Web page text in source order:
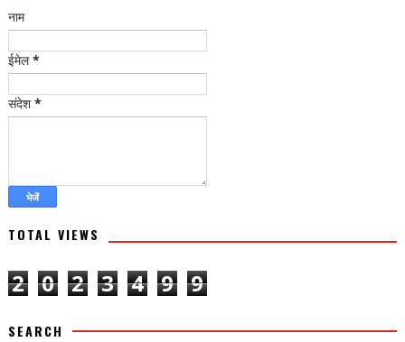
नाम
ईमेल*
संदेश *
TOTAL VIEWS
2 0 2 3 4 9 9
SEARCH